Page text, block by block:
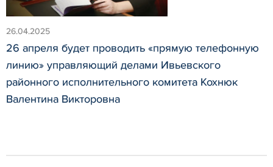
26.04.2025
26 апреля будет проводить «прямую телефонную
линию» управляющий делами Ивьевского
районного исполнительного комитета Кохнюк
Валентина Викторовна